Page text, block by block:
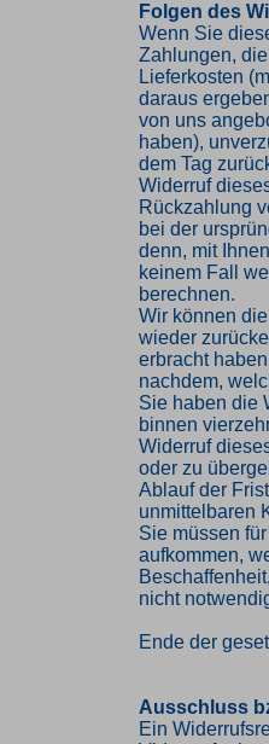
Folgen des
Wenn Sie
Zahlungen,
Lieferkosten
daraus
von uns
haben),
dem Tag
Widerruf
Rückzahlung
bei der
denn, mit
keinem Fall
berechnen.
Wir können
wieder
erbracht
nachdem,
Sie haben die
binnen
Widerruf
oder zu
Ablauf der
unmittelbaren
Sie müssen
aufkommen,
nicht
Ende der
Ausschluss
Ein